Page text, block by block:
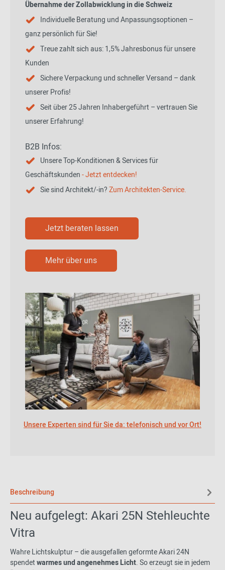
Übernahme der Zollabwicklung in die Schweiz
Individuelle Beratung und Anpassungsoptionen –
ganz persönlich für Sie!
Treue zahlt sich aus: 1,5% Jahresbonus für unsere
Kunden
Sichere Verpackung und schneller Versand – dank
unserer Profis!
Seit über 25 Jahren Inhabergeführt – vertrauen Sie
unserer Erfahrung!
B2B Infos:
Unsere Top-Konditionen & Services für
Geschäftskunden- Jetzt entdecken!
Sie sind Architekt/-in?Zum Architekten-Service.
Jetzt beraten lassen
Mehr über uns
Unsere Experten sind für Sie da: telefonisch und vor Ort!
Beschreibung
Neu aufgelegt: Akari 25N Stehleuchte
Vitra
Wahre Lichtskulptur – die ausgefallen geformte Akari 24N
spendetwarmes und angenehmes Licht. So erzeugt sie in jedem